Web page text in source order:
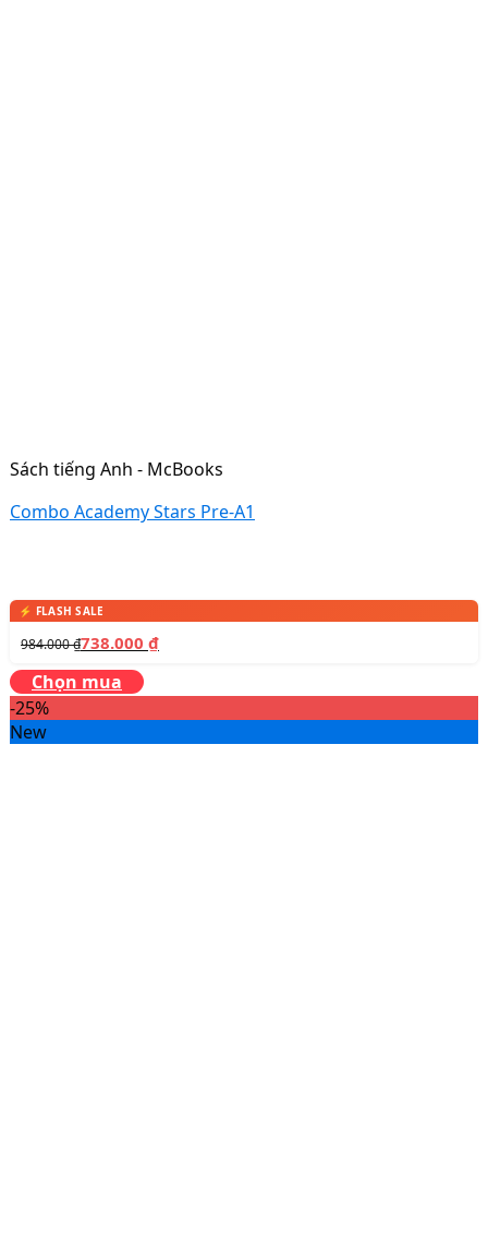
Sách tiếng Anh - McBooks
Combo Academy Stars Pre-A1
984.000₫738.000 ₫
Chọn mua
-25%
New